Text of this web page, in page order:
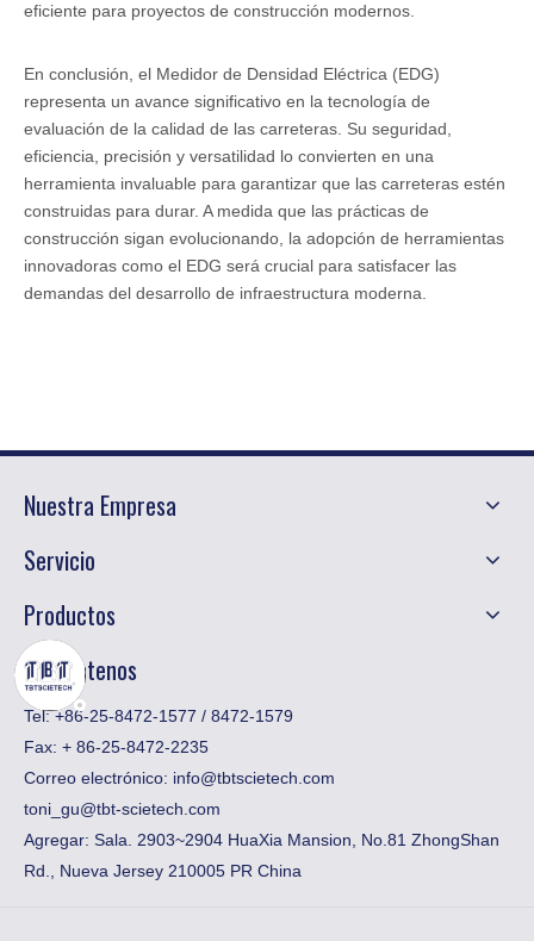
eficiente para proyectos de construcción modernos.
En conclusión, el Medidor de Densidad Eléctrica (EDG)
representa un avance significativo en la tecnología de
evaluación de la calidad de las carreteras. Su seguridad,
eficiencia, precisión y versatilidad lo convierten en una
herramienta invaluable para garantizar que las carreteras estén
construidas para durar. A medida que las prácticas de
construcción sigan evolucionando, la adopción de herramientas
innovadoras como el EDG será crucial para satisfacer las
demandas del desarrollo de infraestructura moderna.
Nuestra Empresa
Servicio
Productos
Contáctenos
Tel: +86-25-8472-1577 / 8472-1579
Fax: ​+ 86-25-8472-2235
Correo electrónico: info@tbtscietech.com
toni_gu@tbt-scietech.com
Agregar: Sala. 2903~2904 HuaXia Mansion, No.81 ZhongShan
Rd., Nueva Jersey 210005 PR China